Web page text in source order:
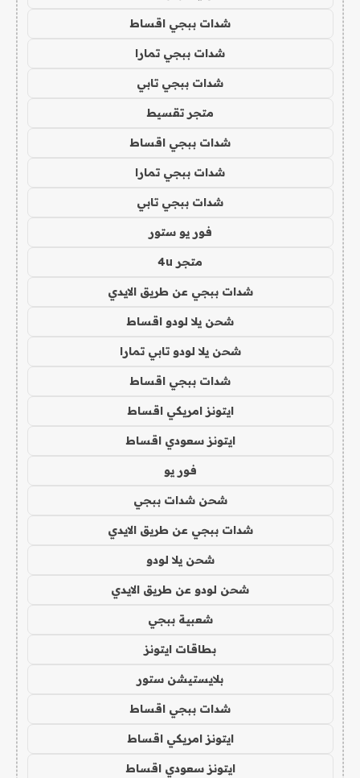
شدات ببجي اقساط
شدات ببجي تمارا
شدات ببجي تابي
متجر تقسيط
شدات ببجي اقساط
شدات ببجي تمارا
شدات ببجي تابي
فور يو ستور
متجر 4u
شدات ببجي عن طريق الايدي
شحن يلا لودو اقساط
شحن يلا لودو تابي تمارا
شدات ببجي اقساط
ايتونز امريكي اقساط
ايتونز سعودي اقساط
فور يو
شحن شدات ببجي
شدات ببجي عن طريق الايدي
شحن يلا لودو
شحن لودو عن طريق الايدي
شعبية ببجي
بطاقات ايتونز
بلايستيشن ستور
شدات ببجي اقساط
ايتونز امريكي اقساط
ايتونز سعودي اقساط